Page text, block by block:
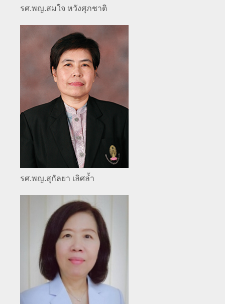
รศ.พญ.สมใจ หวังศุภชาติ
รศ.พญ.สุกัลยา เลิศล้ำ